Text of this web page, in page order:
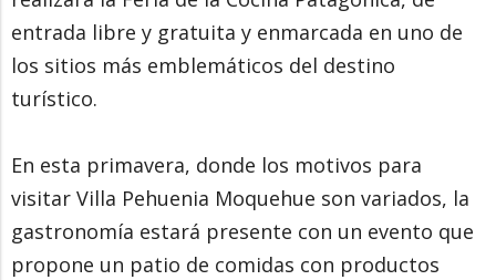
entrada libre y gratuita y enmarcada en uno de
los sitios más emblemáticos del destino
turístico.
En esta primavera, donde los motivos para
visitar Villa Pehuenia Moquehue son variados, la
gastronomía estará presente con un evento que
propone un patio de comidas con productos